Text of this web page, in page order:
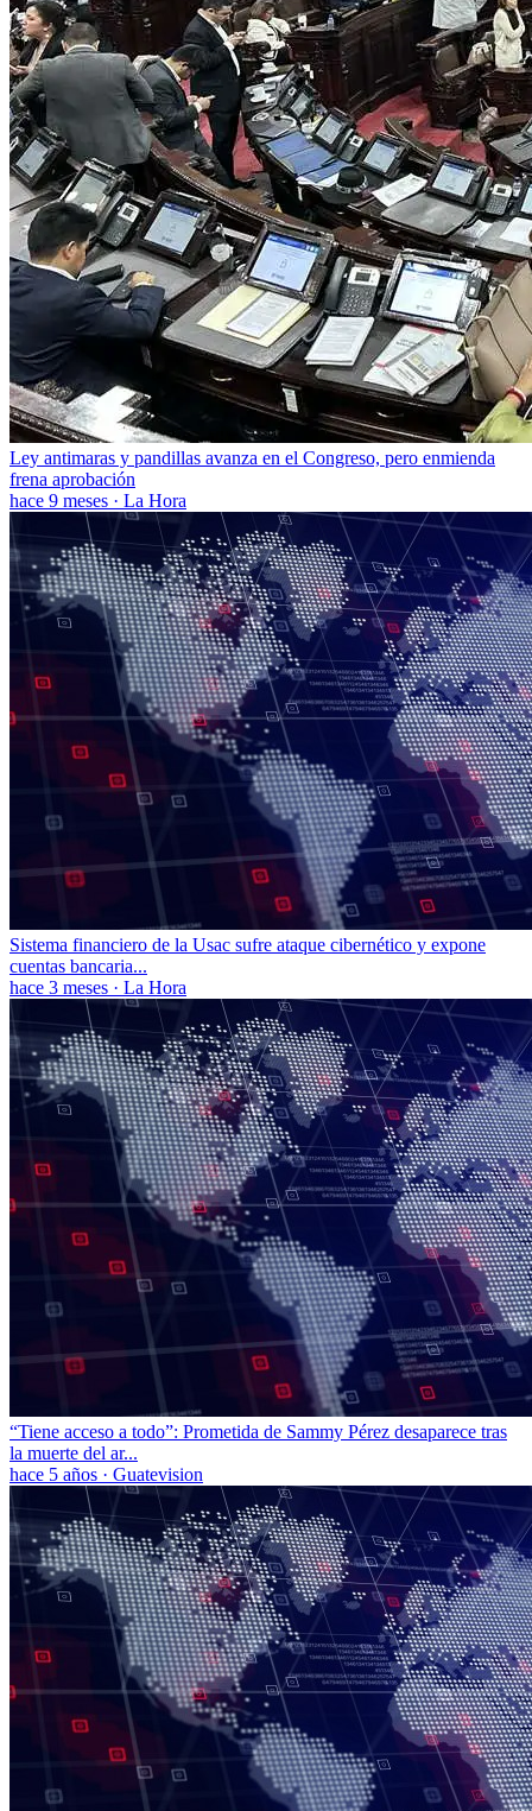
Ley antimaras y pandillas avanza en el Congreso, pero enmienda
frena aprobación
hace 9 meses · La Hora
Sistema financiero de la Usac sufre ataque cibernético y expone
cuentas bancaria...
hace 3 meses · La Hora
“Tiene acceso a todo”: Prometida de Sammy Pérez desaparece tras
la muerte del ar...
hace 5 años · Guatevision